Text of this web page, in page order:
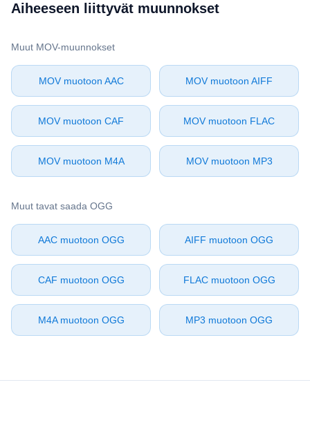
Aiheeseen liittyvät muunnokset
Muut ⁦MOV⁩-muunnokset
⁦MOV⁩ muotoon ⁦AAC⁩ ⁦MOV⁩ muotoon ⁦AIFF⁩
⁦MOV⁩ muotoon ⁦CAF⁩ ⁦MOV⁩ muotoon ⁦FLAC⁩
⁦MOV⁩ muotoon ⁦M4A⁩ ⁦MOV⁩ muotoon ⁦MP3⁩
Muut tavat saada ⁦OGG⁩
⁦AAC⁩ muotoon ⁦OGG⁩ ⁦AIFF⁩ muotoon ⁦OGG⁩
⁦CAF⁩ muotoon ⁦OGG⁩ ⁦FLAC⁩ muotoon ⁦OGG⁩
⁦M4A⁩ muotoon ⁦OGG⁩ ⁦MP3⁩ muotoon ⁦OGG⁩